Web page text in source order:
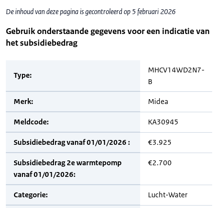
De inhoud van deze pagina is gecontroleerd op 5 februari 2026
Gebruik onderstaande gegevens voor een indicatie van
het subsidiebedrag
Type:
MHCV14WD2N7-
B
Merk: Midea
Meldcode: KA30945
Subsidiebedrag vanaf 01/01/2026 : €3.925
Subsidiebedrag 2e warmtepomp
vanaf 01/01/2026:
€2.700
Categorie: Lucht-Water